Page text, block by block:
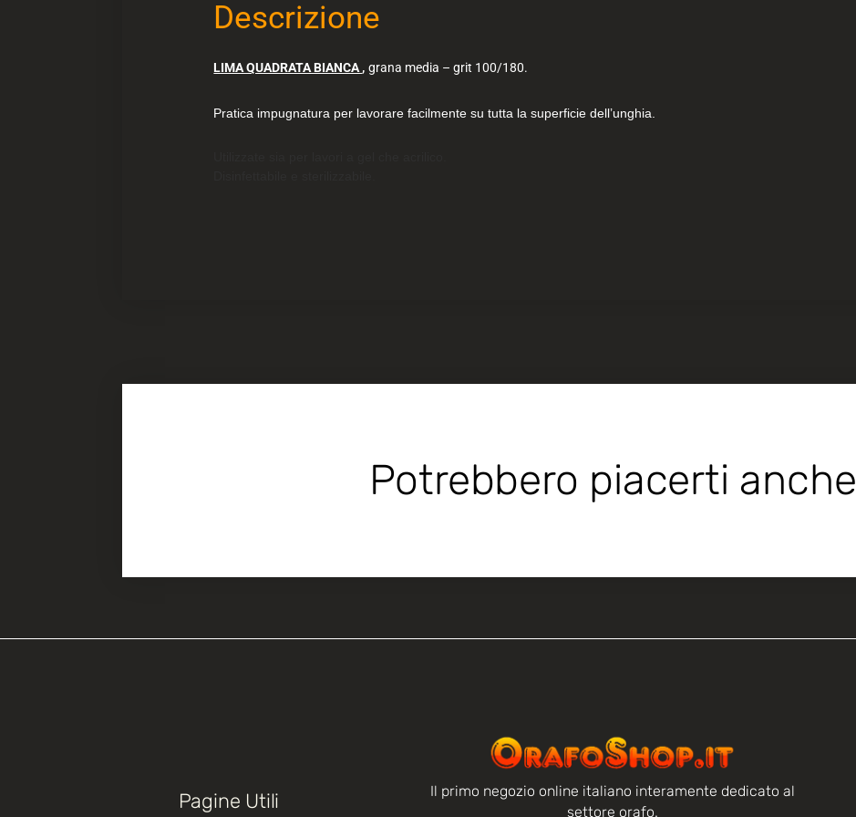
Descrizione
LIMA QUADRATA BIANCA ,grana media – grit 100/180.
Pratica impugnatura per lavorare facilmente su tutta la superficie dell’unghia.
Potrebbero piacerti anche
Pagine Utili
Il primo negozio online italiano interamente dedicato al
settore orafo.